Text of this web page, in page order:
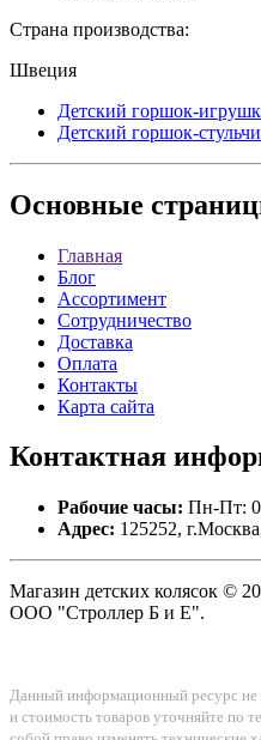
Страна производства:
Швеция
Детский горшок-
Детский горшок-
Основные
Главная
Блог
Ассортимент
Сотрудничество
Доставка
Оплата
Контакты
Карта сайта
Контактная
Рабочие часы: Пн-Пт:
Адрес: 125252,
Магазин детских колясок ©
ООО "Строллер Б и Е".
Данный информационный ресурс не
и стоимость товаров уточняйте по